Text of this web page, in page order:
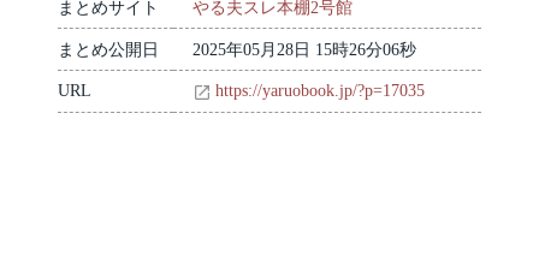
まとめサイト やる夫スレ本棚2号館
まとめ公開日 2025年05月28日 15時26分06秒
URL https://yaruobook.jp/?p=17035